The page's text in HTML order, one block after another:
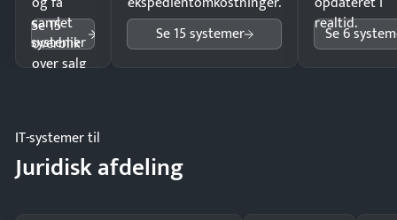
samlet
overblik
over salg
Se 15
systemer
Se 15 systemer
realtid.
Se 6
IT-systemer til
Juridisk afdeling